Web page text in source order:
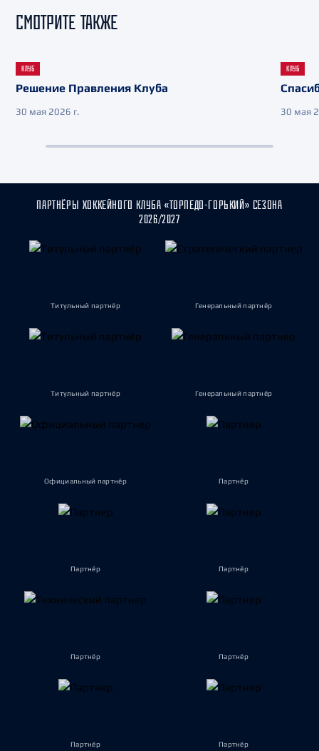
СМОТРИТЕ ТАКЖЕ
КЛУБ
Решение Правления Клуба
30 мая 2026 г.
КЛУБ
30 мая
ПАРТНЁРЫ ХОККЕЙНОГО КЛУБА «ТОРПЕДО-ГОРЬКИЙ» СЕЗОНА
2026/2027
Титульный партнёр Генеральный партнёр
Титульный партнёр Генеральный партнёр
Официальный партнёр Партнёр
Партнёр Партнёр
Партнёр Партнёр
Партнёр Партнёр